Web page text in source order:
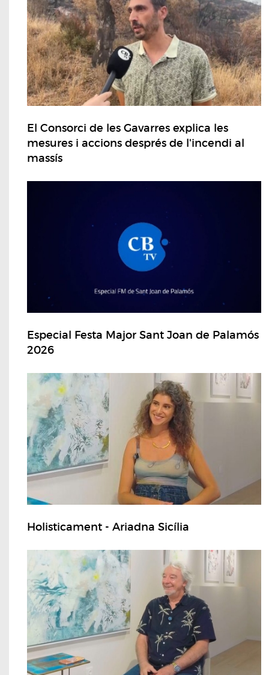
El Consorci de les Gavarres explica les
mesures i accions després de l'incendi al
massís
Especial Festa Major Sant Joan de Palamós
2026
Holisticament - Ariadna Sicília